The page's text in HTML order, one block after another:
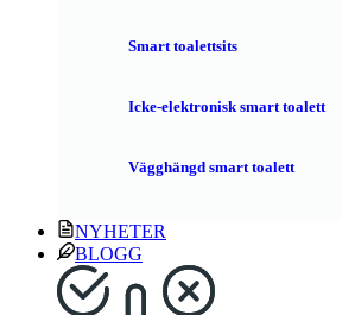
Smart toalettsits
Icke-elektronisk smart toalett
Vägghängd smart toalett
NYHETER
BLOGG